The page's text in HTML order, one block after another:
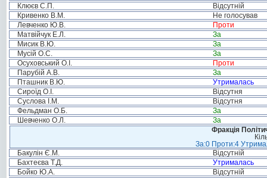
Клюєв С.П.
Відсутній
Кривенко В.М.
Не голосував
Левченко Ю.В.
Проти
Матвійчук Е.Л.
За
Мисик В.Ю.
За
Мусій О.С.
За
Осуховський О.І.
Проти
Парубій А.В.
За
Пташник В.Ю.
Утрималась
Сироїд О.І.
Відсутня
Суслова І.М.
Відсутня
Фельдман О.Б.
За
Шевченко О.Л.
За
Фракція
За:0 Проти:4
Бакулін Є.М.
Відсутній
Бахтеєва Т.Д.
Утрималась
Бойко Ю.А.
Відсутній